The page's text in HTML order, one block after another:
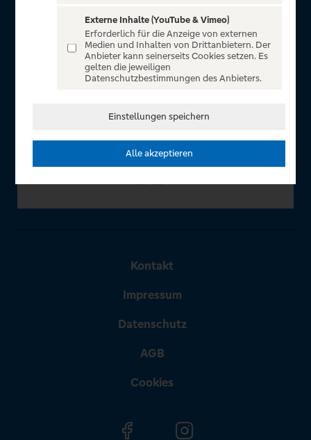
für alle Kunden der Volksbanken Raiffeisenbanken. Auf
unserem einzigartigen Portal finden Sie Tickets für
atemberaubende Konzerte, Musicals und Shows, die
Fußball-Bundesliga sowie die Champions League und die
In Zusammenarbeit mit
Kontakt
Impressum
Datenschutz
AGB
Cookies
Externe Inhalte (YouTube & Vimeo)
Erforderlich für die Anzeige von externen
Medien und Inhalten von Drittanbietern. Der
Anbieter kann seinerseits Cookies setzen. Es
gelten die jeweiligen
Datenschutzbestimmungen des Anbieters.
Einstellungen speichern
Alle akzeptieren